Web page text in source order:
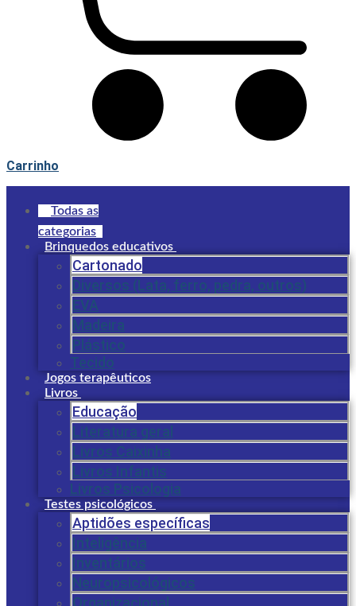
Carrinho
Todas as
categorias
Brinquedos educativos
Cartonado
Diversos (Lata, ferro, pedra, outros)
EVA
Madeira
Plástico
Tecido
Jogos terapêuticos
Livros
Educação
Literatura geral
Livros Caixinha
Livros Infantis
Livros Psicologia
Testes psicológicos
Aptidões específicas
Inteligência
Inventários
Neuropsicológicos
Organizacional